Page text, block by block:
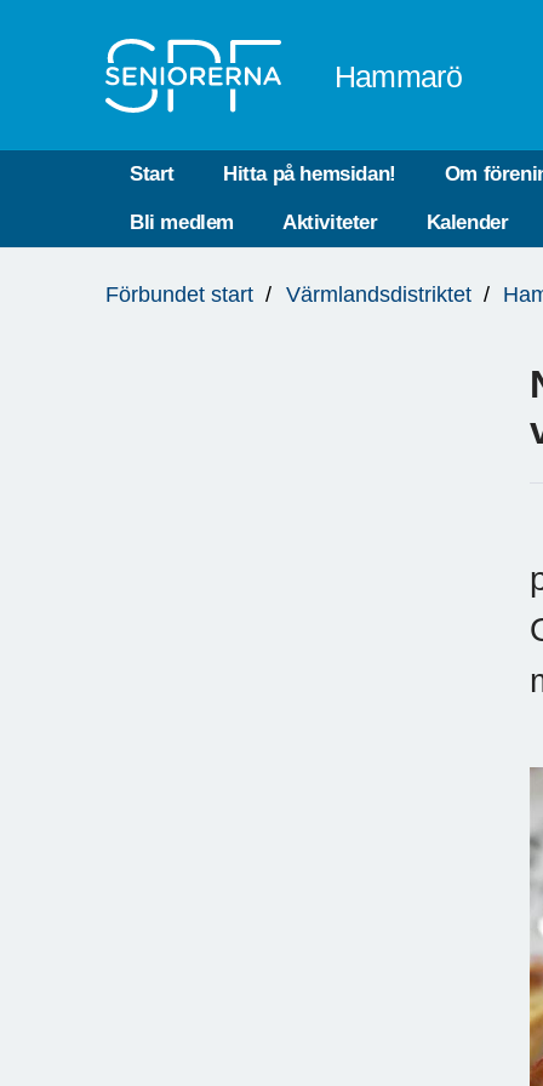
Hammarö
Start Hitta på hemsidan! Om
Bli medlem Aktiviteter Kalender
är
Förbundet start Värmlandsdistriktet